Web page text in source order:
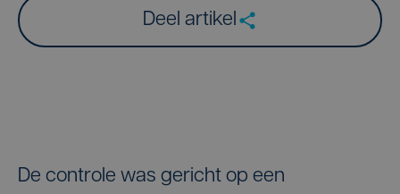
Deel artikel
De controle was gericht op een